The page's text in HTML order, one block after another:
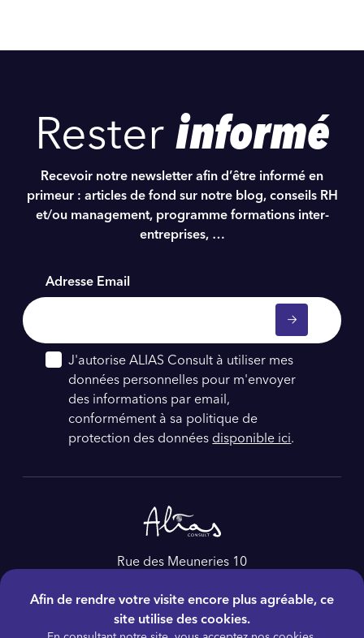
Rester informé
Recevoir notre newsletter afin d’être informé en
primeur : articles de fond sur notre blog, conseils RH
et/ou management, programme formations inter-
entreprises, …
Adresse Email
J'autorise ALIAS Consult à utiliser mes
données personnelles pour m'envoyer
des informations par email,
conformément à sa politique de
protection des données disponible ici.
Rue des Meuneries 10
Belgique
Tél :+32 4 228 86 60
Afin de rendre votre visite encore plus agréable, ce
site utilise des cookies.